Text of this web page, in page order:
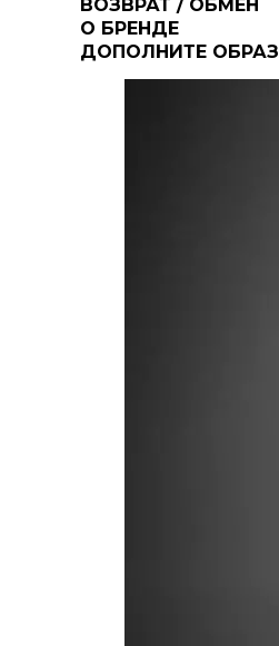
ВОЗВРАТ / ОБМЕН
О БРЕНДЕ
ДОПОЛНИТЕ ОБРАЗ